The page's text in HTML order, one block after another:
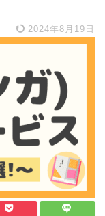
2024年8月19日